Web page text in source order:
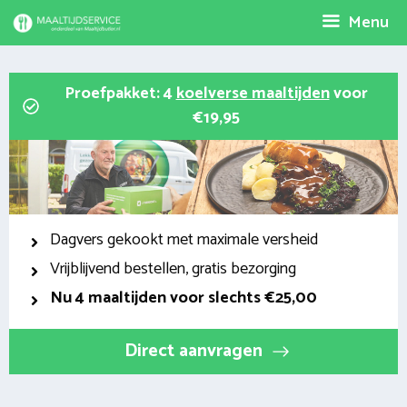
Spring
naar
Menu
Proefpakket: 4koelverse maaltijdenvoor
€19,95
Dagvers gekookt met maximale versheid
Vrijblijvend bestellen, gratis bezorging
Nu4 maaltijden voor slechts €25,00
Direct aanvragen